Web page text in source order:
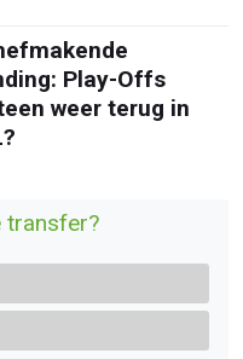
Play-Offs
weer terug in
transfer?